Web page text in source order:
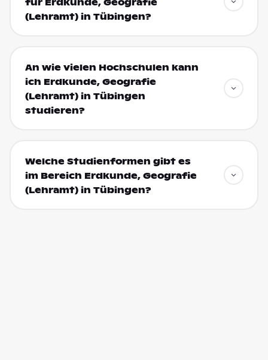
(Lehramt) in Tübingen?
An wie vielen Hochschulen kann
ich Erdkunde, Geografie
(Lehramt) in Tübingen
studieren?
Welche Studienformen gibt es
im Bereich Erdkunde, Geografie
(Lehramt) in Tübingen?